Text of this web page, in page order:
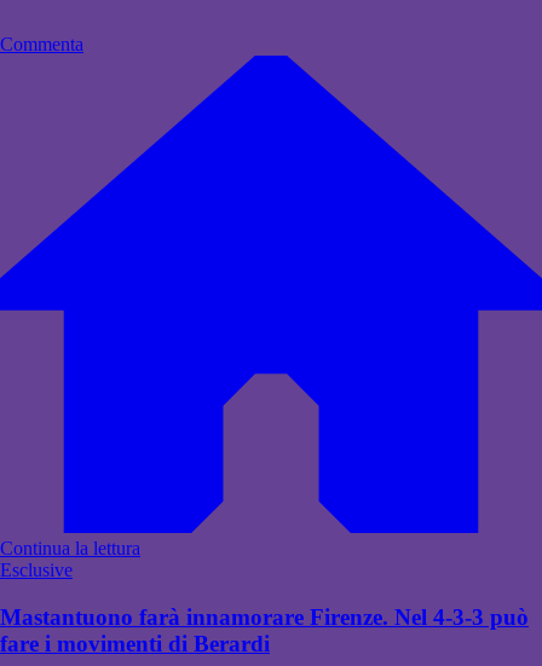
Commenta
Continua la lettura
Esclusive
Mastantuono farà innamorare Firenze. Nel 4-3-3 può
fare i movimenti di Berardi